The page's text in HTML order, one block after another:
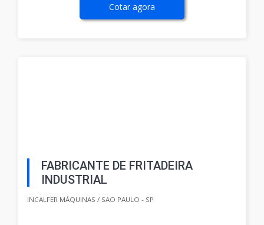
Cotar agora
FABRICANTE DE FRITADEIRA
INDUSTRIAL
INCALFER MÁQUINAS / SAO PAULO - SP